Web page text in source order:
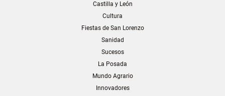
Castilla y León
Cultura
Fiestas de San Lorenzo
Sanidad
Sucesos
La Posada
Mundo Agrario
Innovadores